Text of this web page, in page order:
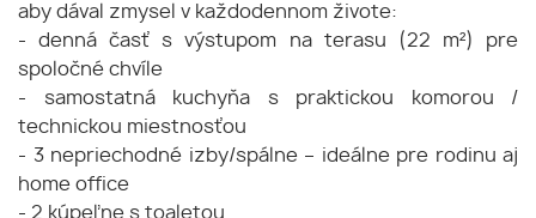
aby dával zmysel v každodennom živote:
- denná časť s výstupom na terasu (22 m²) pre
spoločné chvíle
- samostatná kuchyňa s praktickou komorou /
technickou miestnosťou
- 3 nepriechodné izby/spálne – ideálne pre rodinu aj
home office
- 2 kúpeľne s toaletou